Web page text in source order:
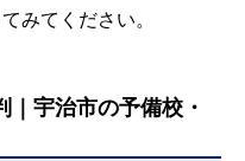
みてください。
宇治市の予備校・